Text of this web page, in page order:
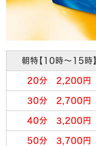
朝特【10時～15時】
20分 2,200円
30分 2,700円
40分 3,200円
50分 3,700円